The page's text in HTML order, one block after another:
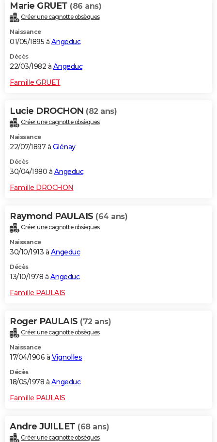
Marie GRUET (86 ans)
Créer une cagnotte obsèques
Naissance
01/05/1895 à Angeduc
Décès
22/03/1982 à Angeduc
Famille GRUET
Lucie DROCHON (82 ans)
Créer une cagnotte obsèques
Naissance
22/07/1897 à Glénay
Décès
30/04/1980 à Angeduc
Famille DROCHON
Raymond PAULAIS (64 ans)
Créer une cagnotte obsèques
Naissance
30/10/1913 à Angeduc
Décès
13/10/1978 à Angeduc
Famille PAULAIS
Roger PAULAIS (72 ans)
Créer une cagnotte obsèques
Naissance
17/04/1906 à Vignolles
Décès
18/05/1978 à Angeduc
Famille PAULAIS
Andre JUILLET (68 ans)
Créer une cagnotte obsèques